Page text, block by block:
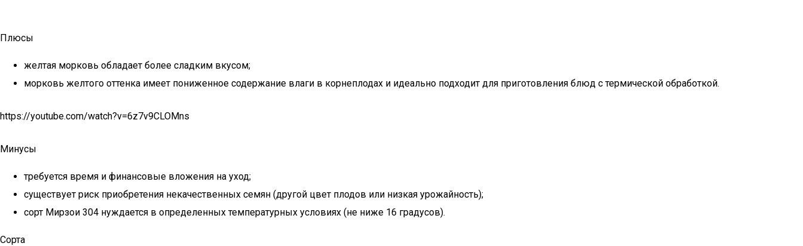
Плюсы
желтая морковь обладает более сладким вкусом;
морковь желтого оттенка имеет пониженное содержание влаги в корнеплодах и идеально подходит для приготовления блюд с термической обработкой.
https://youtube.com/watch?v=6z7v9CLOMns
Минусы
требуется время и финансовые вложения на уход;
существует риск приобретения некачественных семян (другой цвет плодов или низкая урожайность);
сорт Мирзои 304 нуждается в определенных температурных условиях (не ниже 16 градусов).
Сорта